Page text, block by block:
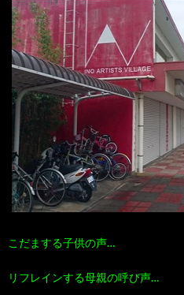
こだまする子供の声…
リフレインする母親の呼び声…